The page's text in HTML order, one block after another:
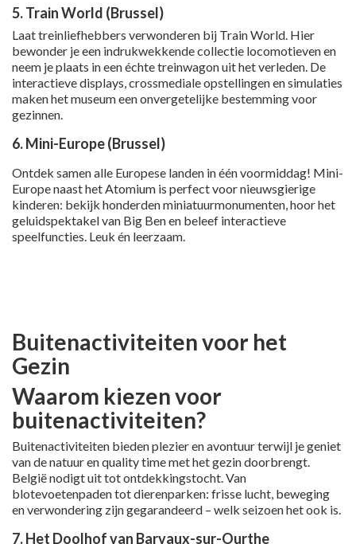
5. Train World (Brussel)
Laat treinliefhebbers verwonderen bij Train World. Hier
bewonder je een indrukwekkende collectie locomotieven en
neem je plaats in een échte treinwagon uit het verleden. De
interactieve displays, crossmediale opstellingen en simulaties
maken het museum een onvergetelijke bestemming voor
gezinnen.
6. Mini-Europe (Brussel)
Ontdek samen alle Europese landen in één voormiddag! Mini-
Europe naast het Atomium is perfect voor nieuwsgierige
kinderen: bekijk honderden miniatuurmonumenten, hoor het
geluidspektakel van Big Ben en beleef interactieve
speelfuncties. Leuk én leerzaam.
Buitenactiviteiten voor het
Gezin
Waarom kiezen voor
buitenactiviteiten?
Buitenactiviteiten bieden plezier en avontuur terwijl je geniet
van de natuur en quality time met het gezin doorbrengt.
België nodigt uit tot ontdekkingstocht. Van
blotevoetenpaden tot dierenparken: frisse lucht, beweging
en verwondering zijn gegarandeerd – welk seizoen het ook is.
7. Het Doolhof van Barvaux-sur-Ourthe